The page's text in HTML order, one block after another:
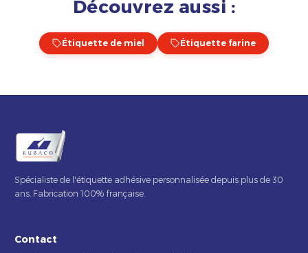
Découvrez aussi :
Étiquette de miel Étiquette farine
Spécialiste de l'étiquette adhésive personnalisée depuis plus de 30
ans. Fabrication 100% française.
Contact